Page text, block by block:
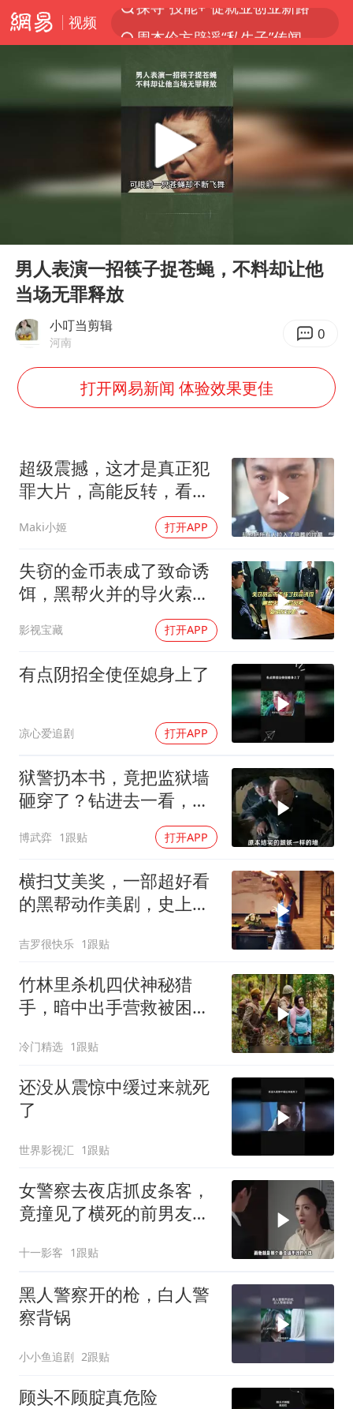
视频
官方通报传销头目出狱办书院
逃犯看演唱会 刚出地铁就被逮住
台风白海豚可能在浙江登陆
因凡蒂诺首次公开道歉
谷歌首席科学家Jeff Dean离职创业
汕头市政府被约谈
Play
男人表演一招筷子捉苍蝇，不料却让他
当场无罪释放
小叮当剪辑
河南 0
打开网易新闻 体验效果更佳
超级震撼，这才是真正犯
罪大片，高能反转，看完
Maki小姬 打开APP
失窃的金币表成了致命诱
饵，黑帮火并的导火索，
影视宝藏 打开APP
有点阴招全使侄媳身上了
凉心爱追剧 打开APP
狱警扔本书，竟把监狱墙
砸穿了？钻进去一看，更
博武弈 1跟贴 打开APP
横扫艾美奖，一部超好看
的黑帮动作美剧，史上最
吉罗很快乐 1跟贴
竹林里杀机四伏神秘猎
手，暗中出手营救被困女
冷门精选 1跟贴
还没从震惊中缓过来就死
了
世界影视汇 1跟贴
女警察去夜店抓皮条客，
竟撞见了横死的前男友成
十一影客 1跟贴
黑人警察开的枪，白人警
察背锅
小小鱼追剧 2跟贴
顾头不顾腚真危险